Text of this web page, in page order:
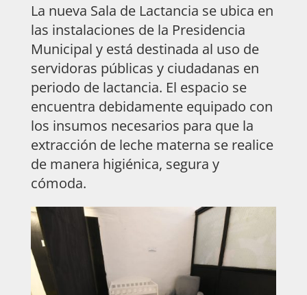
La nueva Sala de Lactancia se ubica en
las instalaciones de la Presidencia
Municipal y está destinada al uso de
servidoras públicas y ciudadanas en
periodo de lactancia. El espacio se
encuentra debidamente equipado con
los insumos necesarios para que la
extracción de leche materna se realice
de manera higiénica, segura y
cómoda.